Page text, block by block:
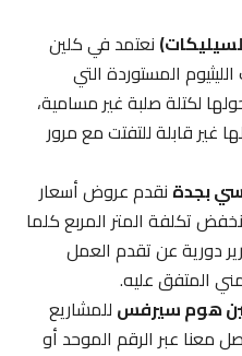
نعتمد في كلين
المستوردة التي
لكتلة صلبة غير مسامية،
قابلة للتفتت مع مرور
بجدةنقدم عروض أسعار
تكلفة المتر المربع كلما
دورية عن تقدم العمل
المتفق عليه.
هوم سيرفسللمشاريع
معنا عبر الرقم الموحد أو